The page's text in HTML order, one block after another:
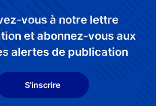
vous à notre lettre
et abonnez-vous aux
alertes de publication
S'inscrire